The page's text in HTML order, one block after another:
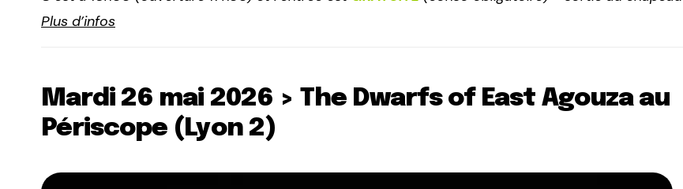
Plus d’infos
Mardi 26 mai 2026 > The Dwarfs of East Agouza au
Périscope (Lyon 2)